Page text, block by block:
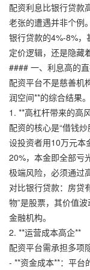
配资利息比银行贷款
老张的遭遇并非个例
银行贷款的4%-8%
定价逻辑，还是隐藏
#### 一、利息高的
配资平台不是慈善机
润空间**的综合结果。
1. **高杠杆带来的高
配资的核心是“借钱
设投资者用10万元本
20%，本金即全部亏
极端风险，必须通过
对比银行贷款：房贷
物”是股票，其价值
金融机构。
2. **运营成本高企**
配资平台需承担多项
- **资金成本**：平台